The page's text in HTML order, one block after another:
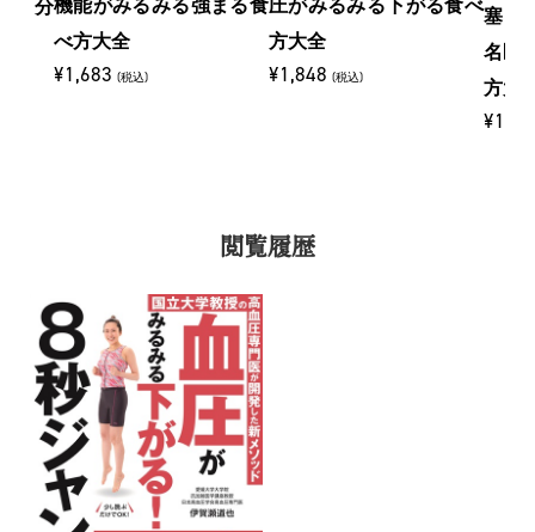
１分機能がみるみる強まる食
べ方大全
¥1,683 (税込)
圧がみるみる下がる食べ
方大全
¥1,848 (税込)
塞・
名医
方大
閲覧履歴